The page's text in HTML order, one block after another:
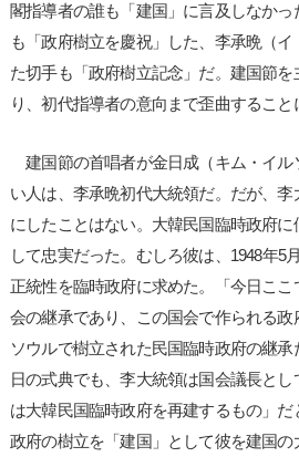
閣指導者の誰も「建国」に言及しなか
も「政府樹立を慶祝」した、李承晩（
た切手も「政府樹立記念」だ。建国節
り、初代指導者の意向まで歪曲すること
建国節の首唱者が金日成（キム・イル
い人は、李承晩初代大統領だ。だが、
にしたことはない。大韓民国臨時政府
して忠実だった。むしろ彼は、1948年5
正統性を臨時政府に求めた。「今日こ
会の継承であり、この国会で作られる政
ソウルで樹立された民国臨時政府の継
日の式典でも、李大統領は国会議長と
は大韓民国臨時政府を再建するもの」
政府の樹立を「建国」として彼を建国